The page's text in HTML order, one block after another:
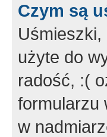
Czym są
Uśmieszki,
użyte do
radość, :(
formularzu
w